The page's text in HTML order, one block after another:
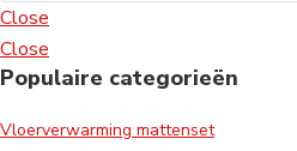
Close
Close
Populaire categorieën
Vloerverwarming mattenset